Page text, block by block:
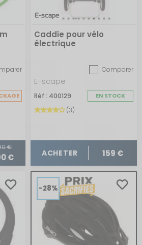
€
€
Caddie pour vélo
électrique
Comparer
E-scape
Réf : 400129 EN STOCK
(3)
ACHETER 159 €
-28%